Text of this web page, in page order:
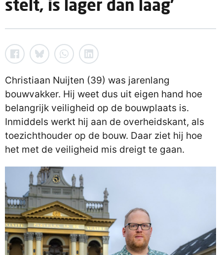
stelt, is lager dan laag'
Christiaan Nuijten (39) was jarenlang
bouwvakker. Hij weet dus uit eigen hand hoe
belangrijk veiligheid op de bouwplaats is.
Inmiddels werkt hij aan de overheidskant, als
toezichthouder op de bouw. Daar ziet hij hoe
het met de veiligheid mis dreigt te gaan.